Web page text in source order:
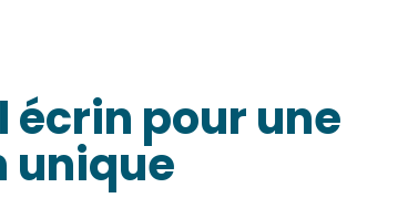
écrin pour une
unique